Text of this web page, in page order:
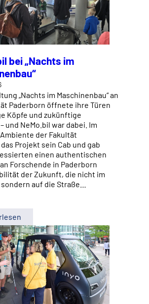
bei „Nachts im
„Nachts im Maschinenbau“ an
Paderborn öffnete ihre Türen
Köpfe und zukünftige
und NeMo.bil war dabei. Im
der Fakultät
Projekt sein Cab und gab
einen authentischen
Forschende in Paderborn
der Zukunft, die nicht im
auf die Straße…